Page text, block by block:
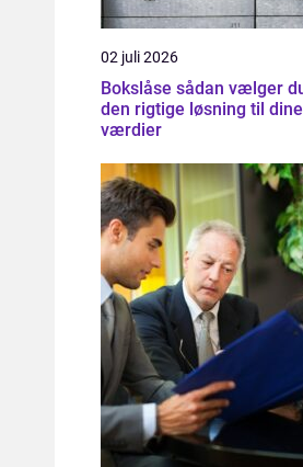
02 juli 2026
Bokslåse sådan vælger du
den rigtige løsning til dine
værdier